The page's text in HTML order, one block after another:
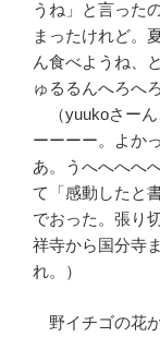
うね」と言った
まったけれど。
ん食べようね、
ゅるるんへろへ
（yuukoさーん
ーーーー。よか
あ。うへへへへ
て「感動したと
でおった。張り
祥寺から国分寺
れ。）
野イチゴの花